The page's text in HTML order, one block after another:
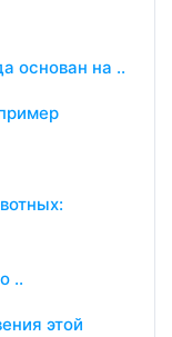
основан на ..
..
этой